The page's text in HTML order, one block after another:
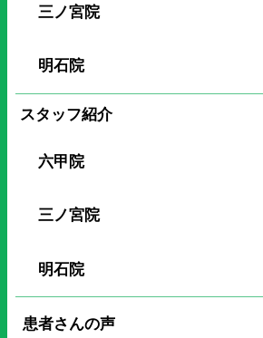
三ノ宮院
明石院
スタッフ紹介
六甲院
三ノ宮院
明石院
患者さんの声